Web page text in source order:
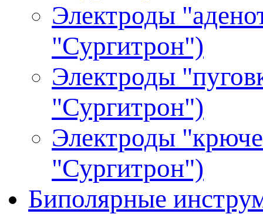
Электроды
"Сургитрон")
Электроды
"Сургитрон")
Электроды
"Сургитрон")
Биполярные